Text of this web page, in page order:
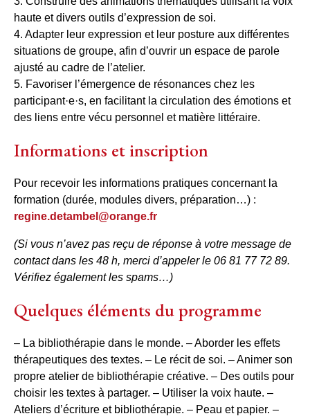
haute et divers outils d’expression de soi.
4. Adapter leur expression et leur posture aux différentes
situations de groupe, afin d’ouvrir un espace de parole
ajusté au cadre de l’atelier.
5. Favoriser l’émergence de résonances chez les
participant·e·s, en facilitant la circulation des émotions et
des liens entre vécu personnel et matière littéraire.
Informations et inscription
Pour recevoir les informations pratiques concernant la
formation (durée, modules divers, préparation…) :
regine.detambel@orange.fr
(Si vous n’avez pas reçu de réponse à votre message de
contact dans les 48 h, merci d’appeler le 06 81 77 72 89.
Vérifiez également les spams…)
Quelques éléments du programme
– La bibliothérapie dans le monde. – Aborder les effets
thérapeutiques des textes. – Le récit de soi. – Animer son
propre atelier de bibliothérapie créative. – Des outils pour
choisir les textes à partager. – Utiliser la voix haute. –
Ateliers d’écriture et bibliothérapie. – Peau et papier. –